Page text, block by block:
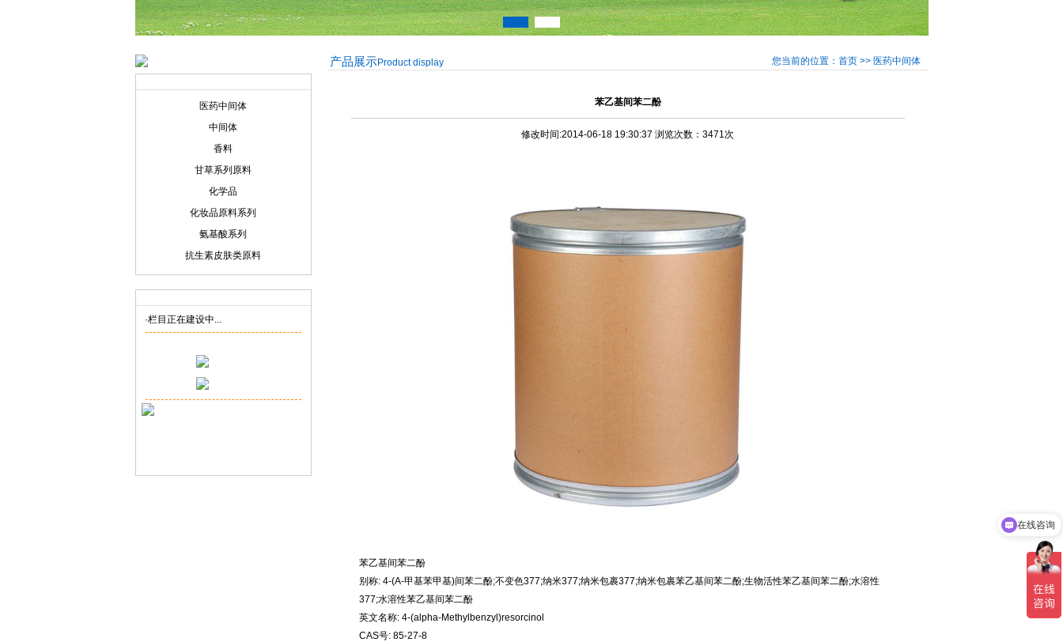
医药中间体
中间体
香料
甘草系列原料
化学品
化妆品原料系列
氨基酸系列
抗生素皮肤类原料
·栏目正在建设中...
您当前的位置：首页 >> 医药中间体
产品展示Product display
苯乙基间苯二酚
修改时间:2014-06-18 19:30:37 浏览次数：3471次
苯乙基间苯二酚
别称: 4-(Α-甲基苯甲基)间苯二酚;不变色377;纳米377;纳米包裹377;纳米包裹苯乙基间苯二酚;生物活性苯乙基间苯二酚;水溶性
377;水溶性苯乙基间苯二酚
英文名称: 4-(alpha-Methylbenzyl)resorcinol
CAS号: 85-27-8
在线咨询